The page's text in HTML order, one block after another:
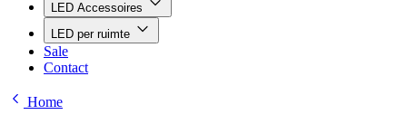
LED Accessoires
LED per ruimte
Sale
Contact
Home